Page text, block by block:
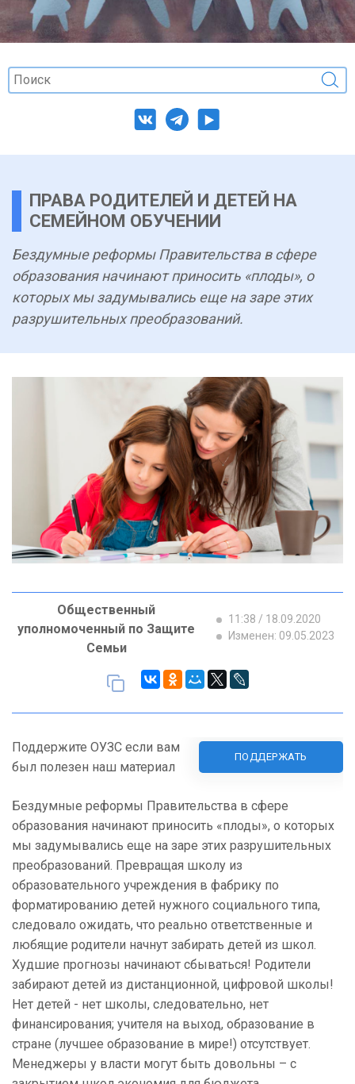
ПРАВА РОДИТЕЛЕЙ И ДЕТЕЙ НА
СЕМЕЙНОМ ОБУЧЕНИИ
Бездумные реформы Правительства в сфере
образования начинают приносить «плоды», о
которых мы задумывались еще на заре этих
разрушительных преобразований.
Общественный
уполномоченный по Защите
Семьи
11:38 / 18.09.2020
Изменен: 09.05.2023
Поддержите ОУЗС если вам
был полезен наш материал
ПОДДЕРЖАТЬ
Бездумные реформы Правительства в сфере
образования начинают приносить «плоды», о которых
мы задумывались еще на заре этих разрушительных
преобразований. Превращая школу из
образовательного учреждения в фабрику по
форматированию детей нужного социального типа,
следовало ожидать, что реально ответственные и
любящие родители начнут забирать детей из школ.
Худшие прогнозы начинают сбываться! Родители
забирают детей из дистанционной, цифровой школы!
Нет детей - нет школы, следовательно, нет
финансирования; учителя на выход, образование в
стране (лучшее образование в мире!) отсутствует.
Менеджеры у власти могут быть довольны – с